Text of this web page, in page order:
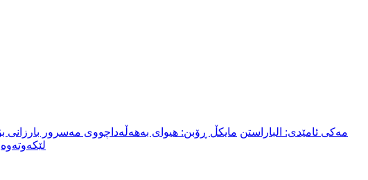
مەکی ئامێدی: الباراستن مایکڵ ڕۆبن: هیوای بەهەڵەداچووی مەسرور
لێکەوتەوە